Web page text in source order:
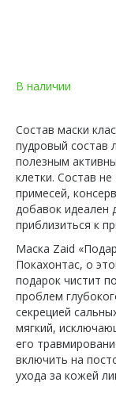
В наличии
Состав маски
пудровый состав
полезным
клетки. Состав
примесей,
добавок идеален
приблизиться к
Маска Zaid
Покахонтас, о
подарок чистит
проблем
секрецией
мягкий,
его
включить на
ухода за кожей